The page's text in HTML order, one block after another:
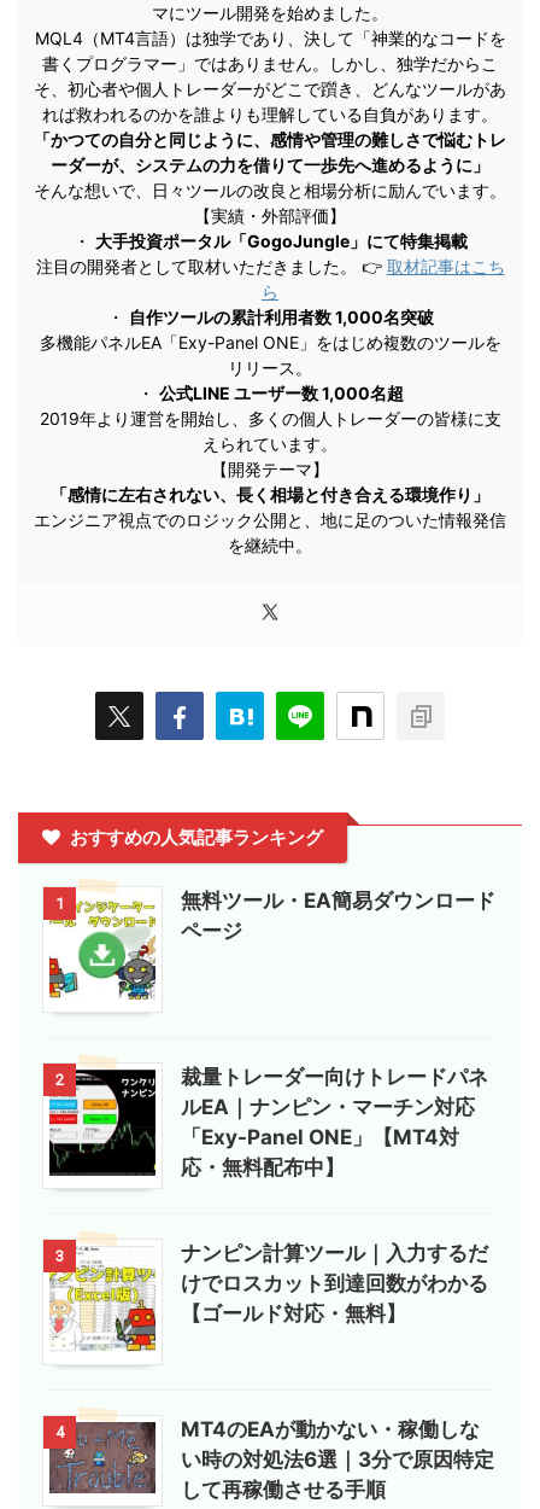
マにツール開発を始めました。
MQL4（MT4言語）は独学であり、決して「神業的なコードを
書くプログラマー」ではありません。しかし、独学だからこ
そ、初心者や個人トレーダーがどこで躓き、どんなツールがあ
れば救われるのかを誰よりも理解している自負があります。
「かつての自分と同じように、感情や管理の難しさで悩むトレ
ーダーが、システムの力を借りて一歩先へ進めるように」
そんな想いで、日々ツールの改良と相場分析に励んでいます。
【実績・外部評価】
・ 大手投資ポータル「GogoJungle」にて特集掲載
注目の開発者として取材いただきました。 👉 取材記事はこち
ら
・
自作ツールの累計利用者数 1,000名突破
多機能パネルEA「Exy-Panel ONE」をはじめ複数のツールを
リリース。
・ 公式LINE ユーザー数 1,000名超
2019年より運営を開始し、多くの個人トレーダーの皆様に支
えられています。
【開発テーマ】
「感情に左右されない、長く相場と付き合える環境作り」
エンジニア視点でのロジック公開と、地に足のついた情報発信
を継続中。
おすすめの人気記事ランキング
1
無料ツール・EA簡易ダウンロード
ページ
2
裁量トレーダー向けトレードパネ
ルEA｜ナンピン・マーチン対応
「Exy-Panel ONE」【MT4対
応・無料配布中】
3
ナンピン計算ツール｜入力するだ
けでロスカット到達回数がわかる
【ゴールド対応・無料】
4
MT4のEAが動かない・稼働しな
い時の対処法6選｜3分で原因特定
して再稼働させる手順